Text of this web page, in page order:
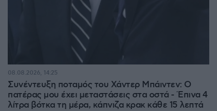
Συνέντευξη ποταμός του Χάντερ Μπάιντεν: Ο
πατέρας μου έχει μεταστάσεις στα οστά - Έπινα 4
λίτρα βότκα τη μέρα, κάπνιζα κρακ κάθε 15 λεπτά
08.08.2026, 14:25